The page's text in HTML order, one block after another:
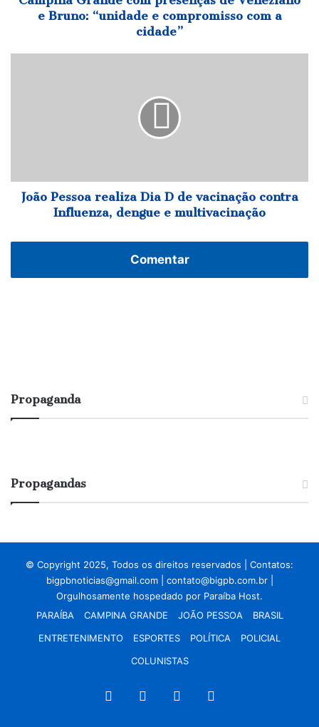
Bruno:
e Bruno: “unidade e compromisso com a
cidade”
Influenza,
dengue
João Pessoa realiza Dia D de vacinação contra
Influenza, dengue e multivacinação
Comentar
Propaganda
Propagandas
© Copyright 2025, Todos os direitos reservados | Contatos:
bigpbnoticias@gmail.com
contato@bigpb.com.br
Orgulhosamente hospedado por Paraíba Host.
PARAÍBA
CAMPINA GRANDE JOÃO PESSOA
BRASIL
ENTRETENIMENTO
ESPORTES POLÍTICA
POLICIAL
COLUNISTAS
Facebook
X YouTubeInstagram